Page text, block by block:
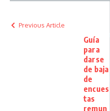
Previous Article
Guía
para
darse
de baja
de
encues
tas
remun